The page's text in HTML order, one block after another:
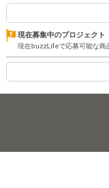
現在募集中のプロジェクト
現在buzzLifeで応募可能な商